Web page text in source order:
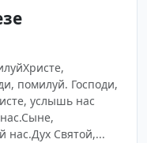
помилуй. Господи,
услышь нас
нас.Дух Святой,...